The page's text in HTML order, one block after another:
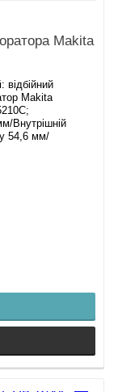
Makita
: відбійний
Makita
Внутрішній
54,6 мм/